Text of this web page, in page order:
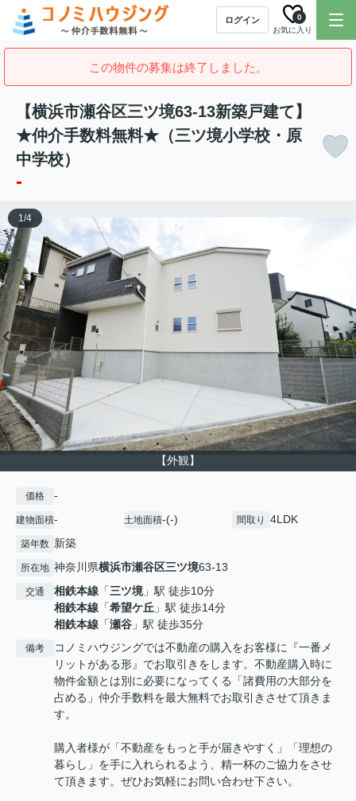
ログイン
お気に入り
0
この物件の募集は終了しました。
【横浜市瀬谷区三ツ境63-13新築戸建て】
★仲介手数料無料★（三ツ境小学校・原
中学校）
-
【外観】
1/4
価格 -
建物面積- 土地面積-(-) 間取り 4LDK
築年数 新築
所在地 神奈川県横浜市瀬谷区三ツ境63-13
交通 相鉄本線 「三ツ境」駅 徒歩10分
相鉄本線 「希望ケ丘 」駅 徒歩14分
相鉄本線 「瀬谷 」駅 徒歩35分
備考
コノミハウジングでは不動産の購入をお客様に『一番メ
リットがある形』でお取引きをします。不動産購入時に
物件金額とは別に必要になってくる「諸費用の大部分を
占める」仲介手数料を最大無料でお取引きさせて頂きま
す。
購入者様が「不動産をもっと手が届きやすく」「理想の
暮らし」を手に入れられるよう、精一杯のご協力をさせ
て頂きます。ぜひお気軽にお問い合わせ下さい。